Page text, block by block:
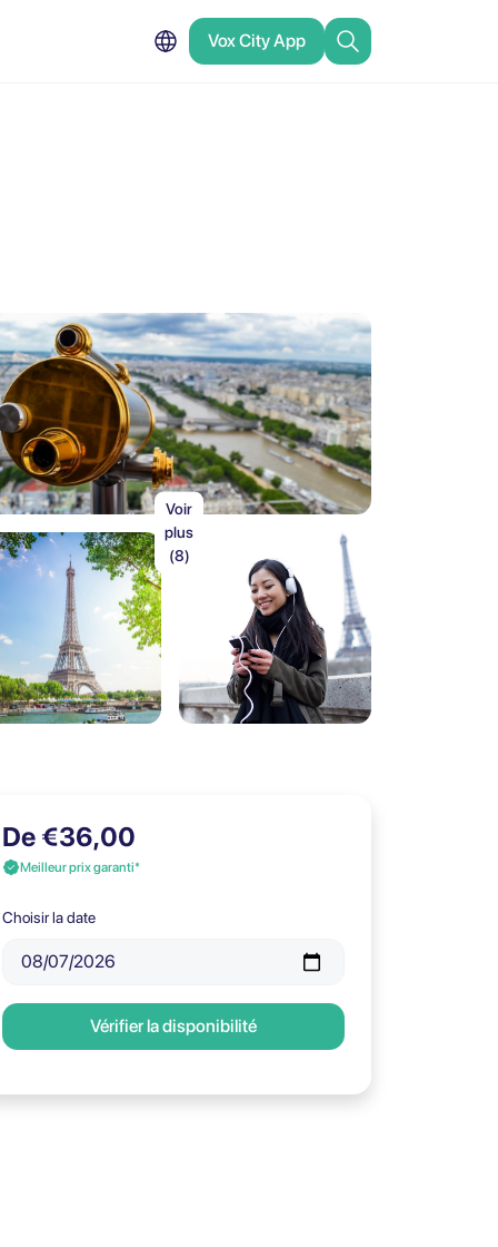
Vox City App
Voir
plus
(8)
De €36,00
Meilleur prix garanti*
Choisir la date
Vérifier la disponibilité